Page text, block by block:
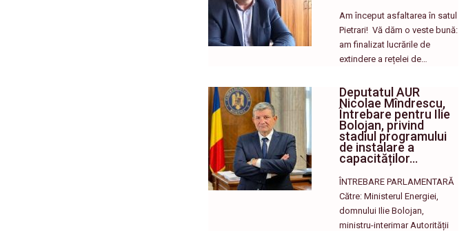
Am început asfaltarea în satul
Pietrari! ​ Vă dăm o veste bună:
am finalizat lucrările de
extindere a rețelei de…
Deputatul AUR
Nicolae Mîndrescu,
Întrebare pentru Ilie
Bolojan, privind
stadiul programului
de instalare a
capacităților…
ÎNTREBARE PARLAMENTARĂ
Către: Ministerul Energiei,
domnului Ilie Bolojan,
ministru-interimar Autorității